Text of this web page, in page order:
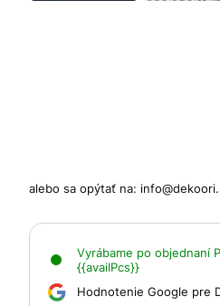
alebo sa opýtať na:
Vyrábame po objednaní
{{availPcs}}
Hodnotenie Google pre